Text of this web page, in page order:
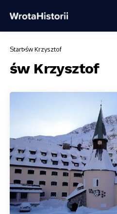
Start św Krzysztof
św Krzysztof